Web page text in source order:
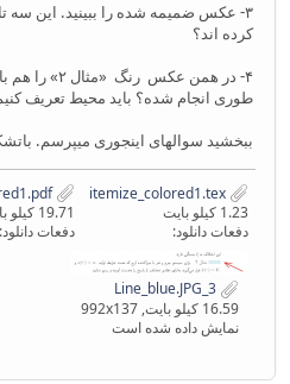
۳- عکس ضمیمه شده را ببینید. این سه
کرده اند؟
۴- در همن عکس
طوری انجام شده؟ باید محیط تعریف
ببخشید سوالهای اینجوری میپرسم.
1.23 کیلو بایت
دفعات دانلود:
itemize_colored1.pdf
19.71 کیلو بایت
دفعات دانلود:
3_Line_blue.JPG
16.59 کیلو بایت, 992x137
نمایش داده شده است